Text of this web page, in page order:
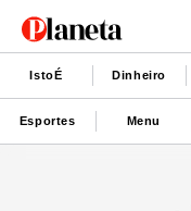
IstoÉ Dinheiro
Esportes Menu